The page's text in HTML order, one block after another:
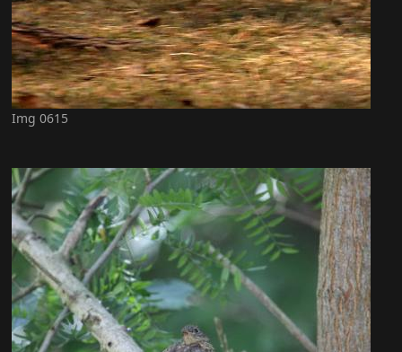
Img 0615